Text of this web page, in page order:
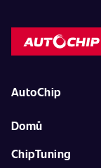
AutoChip
Domů
ChipTuning